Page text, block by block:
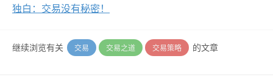
独白：交易没有秘密！
继续浏览有关 交易 交易之道 交易策略 的文章